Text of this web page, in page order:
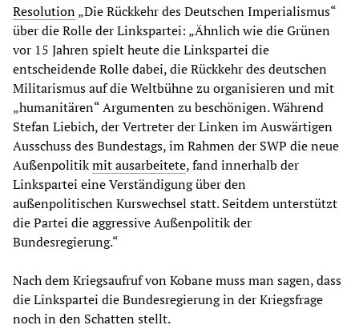
Resolution„Die Rückkehr des Deutschen Imperialismus“
über die Rolle der Linkspartei: „Ähnlich wie die Grünen
vor 15 Jahren spielt heute die Linkspartei die
entscheidende Rolle dabei, die Rückkehr des deutschen
Militarismus auf die Weltbühne zu organisieren und mit
„humanitären“ Argumenten zu beschönigen. Während
Stefan Liebich, der Vertreter der Linken im Auswärtigen
Ausschuss des Bundestags, im Rahmen der SWP die neue
Außenpolitikmit ausarbeitete, fand innerhalb der
Linkspartei eine Verständigung über den
außenpolitischen Kurswechsel statt. Seitdem unterstützt
die Partei die aggressive Außenpolitik der
Bundesregierung.“
Nach dem Kriegsaufruf von Kobane muss man sagen, dass
die Linkspartei die Bundesregierung in der Kriegsfrage
noch in den Schatten stellt.